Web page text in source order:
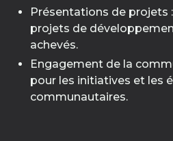
Présentations de projets
projets de
achevés.
Engagement de la
pour les initiatives et les
communautaires.